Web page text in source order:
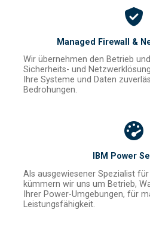
Managed Firewall &
Wir übernehmen den Betrieb
Sicherheits- und
Ihre Systeme und Daten
Bedrohungen.
IBM Power
Als ausgewiesener Spezialist
kümmern wir uns um Betrieb,
Ihrer Power-Umgebungen, für
Leistungsfähigkeit.